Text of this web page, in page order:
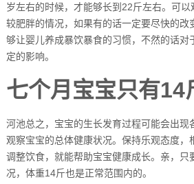
岁左右的时候，才能够长到22斤左右。可
较肥胖的情况，如果有的话一定要尽快的改
够让婴儿养成暴饮暴食的习惯，不然的话对
定的影响。
七个月宝宝只有14
河池总之，宝宝的生长发育过程可能会出现
观察宝宝的总体健康状况。保持乐观态度，
调整饮食，就能帮助宝宝健康成长。亲，只
况，体重14斤也是正常范围内的。